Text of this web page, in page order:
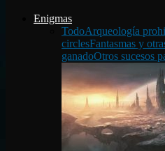
Enigmas
TodoArqueología
circlesFantasmas y
ganadoOtros sucesos